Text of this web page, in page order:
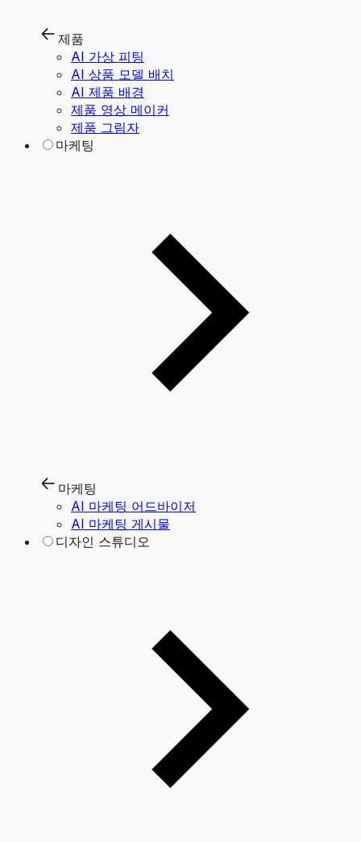
제품
AI 가상 피팅
AI 상품 모델 배치
AI 제품 배경
제품 영상 메이커
제품 그림자
마케팅
마케팅
AI 마케팅 어드바이저
AI 마케팅 게시물
디자인 스튜디오